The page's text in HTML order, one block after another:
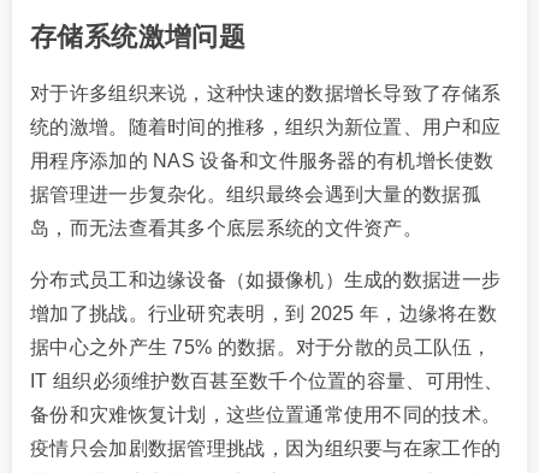
存储系统激增问题
对于许多组织来说，这种快速的数据增长导致了存储系
统的激增。随着时间的推移，组织为新位置、用户和应
用程序添加的 NAS 设备和文件服务器的有机增长使数
据管理进一步复杂化。组织最终会遇到大量的数据孤
岛，而无法查看其多个底层系统的文件资产。
分布式员工和边缘设备（如摄像机）生成的数据进一步
增加了挑战。行业研究表明，到 2025 年，边缘将在数
据中心之外产生 75% 的数据。对于分散的员工队伍，
IT 组织必须维护数百甚至数千个位置的容量、可用性、
备份和灾难恢复计划，这些位置通常使用不同的技术。
疫情只会加剧数据管理挑战，因为组织要与在家工作的